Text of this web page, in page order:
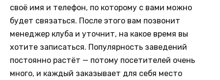
своё имя и телефон, по которому с вами можно
будет связаться. После этого вам позвонит
менеджер клуба и уточнит, на какое время вы
хотите записаться. Популярность заведений
постоянно растёт — потому посетителей очень
много, и каждый заказывает для себя место